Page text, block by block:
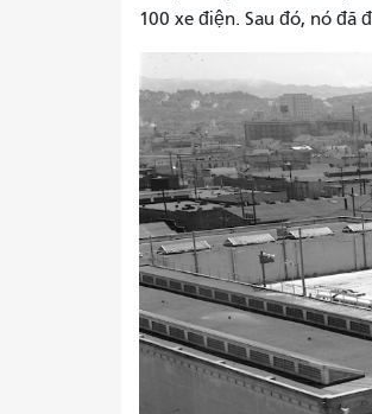
100 xe điện. Sau đó, nó